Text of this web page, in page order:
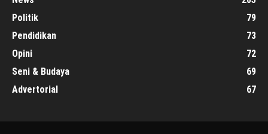
Politik
79
Pendidikan
73
Opini
72
Seni & Budaya
69
Advertorial
67